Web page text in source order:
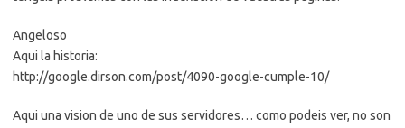
Angeloso
Aqui la historia:
http://google.dirson.com/post/4090-google-cumple-10/
Aqui una vision de uno de sus servidores… como podeis ver, no son